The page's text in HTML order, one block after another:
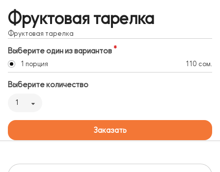
Фруктовая тарелка
Фруктовая тарелка
Выберите один из вариантов
1 порция 110 сом.
Выберите количество
1
Заказать